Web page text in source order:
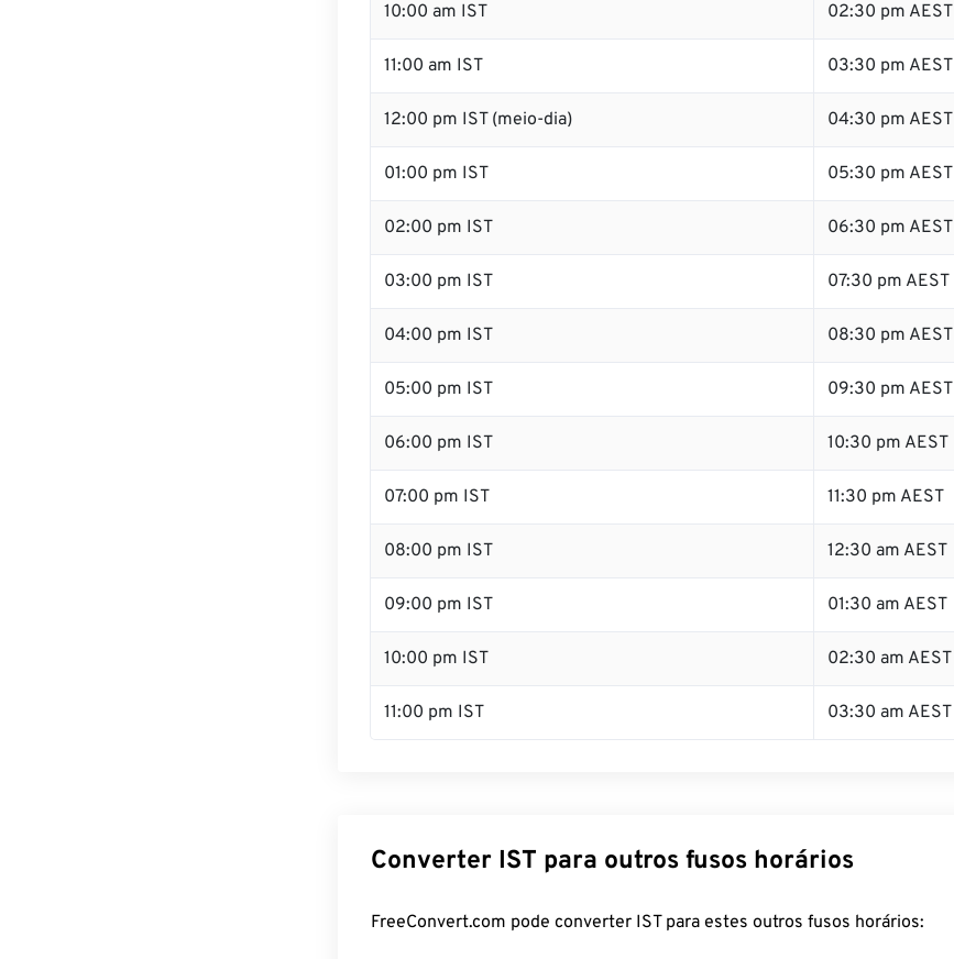
10:00 am IST 02:30 pm AEST
11:00 am IST 03:30 pm AEST
12:00 pm IST (meio-dia) 04:30 pm AEST
01:00 pm IST 05:30 pm AEST
02:00 pm IST 06:30 pm AEST
03:00 pm IST 07:30 pm AEST
04:00 pm IST 08:30 pm AEST
05:00 pm IST 09:30 pm AEST
06:00 pm IST 10:30 pm AEST
07:00 pm IST 11:30 pm AEST
08:00 pm IST 12:30 am AEST
09:00 pm IST 01:30 am AEST
10:00 pm IST 02:30 am AEST
11:00 pm IST 03:30 am AEST
Converter IST para outros fusos horários
FreeConvert.com pode converter IST para estes outros fusos horários: